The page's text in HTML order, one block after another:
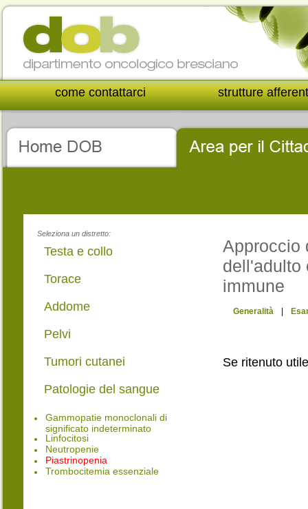
come contattarci strutture
Seleziona un distretto:
Testa e collo
Torace
Addome
Pelvi
Tumori cutanei
Patologie del sangue
Gammopatie monoclonali di
significato indeterminato
Linfocitosi
Neutropenie
Piastrinopenia
Trombocitemia essenziale
Approccio
dell'adulto
immune
Generalità
Se ritenuto